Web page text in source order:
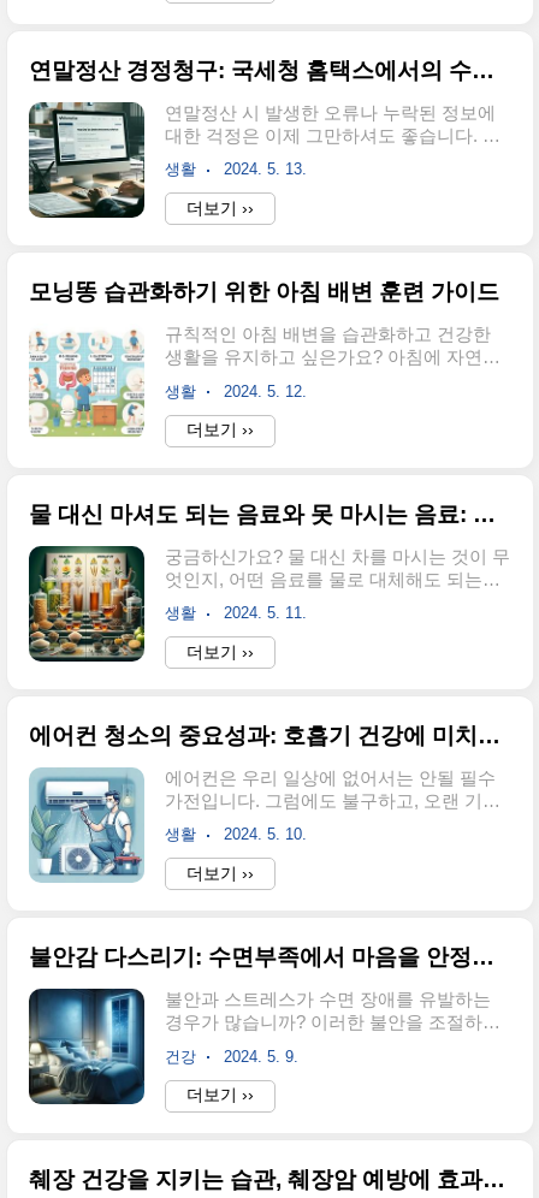
하겠습니다. 이 문서는 자신의 소득활동을
니다. 국세청 홈택스의 온라인 서비스를 활
게 발급받을 수 있는지 함께 살펴보겠습니
다. 유용한 정보를 습득하여 일상 생활에서
활용해 보시기 바랍니다. 국세청 홈택스를
이용한 소득금액증명원 발급 방법 안내국세
청 홈택스를 활용해 간편하게 소득금액증명
차까지 상세히 다루겠습니..
연말정산 경정청구: 국세청 홈택스에서의 수정과 환급
연말정산 시 발생한 오류나 누락된 정보에
대한 걱정은 이제 그만하셔도 좋습니다. 본
글에서는 국세청 홈택스를 통한 연말정산
경정청구 방법을 자세히 알아보도록 하겠습
니다. 연말정산 경정청구의 개념부터 신청
방법까지, 꼼꼼하게 단계별로 안내해 드리
부터 차근차근 알아보겠습니다.경정청구란
내용이나 빠진 정보를 정정할 수 있는 절차
인 경정청구에 대해 설명드립니다. 이는 국
세청에 과도하게 납부된 세금을 돌려받거
다.핵심 사항:경정청구는 과도한 세금 납부
를 제출하지 못한..
생활 2024. 5. 13.
더보기 ››
모닝똥 습관화하기 위한 아침 배변 훈련 가이드
규칙적인 아침 배변을 습관화하고 건강한
생활을 유지하고 싶은가요? 아침에 자연스
럽게 변기에 앉아 몸을 활성화하는 방법을
알면, 매일을 더 활기차게 시작할 수 있습니
다. 올바른 식습관, 섬유질 섭취, 규칙적인
운동을 통해 건강한 대변을 유지할 수 있습
들을 소개합니다. 이 글은 건강한 아침 습관
침 배변의 건강적 중요성아침에 자연스럽게
변기에 앉아 몸을 활성화하는 것은 건강을
유지하는 데 중요한 부분입니다. 왜 규칙적
인 아침 배변이 중요한지 살펴보겠습니다.
일주기 리듬에 따른 배변:우리 몸은 하루의
강에..
생활 2024. 5. 12.
더보기 ››
물 대신 마셔도 되는 음료와 못 마시는 음료: 보리차, 현미차, 루이보스차, 녹차, 옥수수수염차, 결명자차
궁금하신가요? 물 대신 차를 마시는 것이 무
엇인지, 어떤 음료를 물로 대체해도 되는지
에 대해 알아보시나요? 이 글은 물 대신 마
셔도 되는 음료와 피해야 할 음료에 대해 자
세히 설명합니다. 보리차, 현미차, 루이보스
차 같은 음료들이 갖는 다양한 건강 혜택은
아볼까요? 이 글을 통해 수분 섭취의 중요성
신 마셔도 되는 음료: 보리차, 현미차, 루이
보스차수분 보충에 좋은 대체 음료로 알려
진 보리차, 현미차, 루이보스차는 각각 독특
한 특성과 건강 이점을 지닙니다.보리차: 고
소하면서도 부담 없는 맛이 특징인 보리차
생활 2024. 5. 11.
더보기 ››
에어컨 청소의 중요성과: 호흡기 건강에 미치는 영향을 알아봅시다
에어컨은 우리 일상에 없어서는 안될 필수
가전입니다. 그럼에도 불구하고, 오랜 기간
사용하거나 청소를 제대로 하지 않을 경우
호흡기 건강을 해칠 위험이 있습니다. 이 글
에서는 에어컨 청소의 중요성과 청소하는
올바른 방법에 대해 자세히 살펴보겠습니
르기까지 모든 것을 포괄적으로 다뤄보겠습
실내 환경을 유지할 수 있습니다. 호흡기 질
환을 예방하고 상쾌한 실내 공간을 만들어
봅시다. 에어컨 청소의 중요성에어컨을 사
유해물질이 축적될 수 있습니다. 청소되지
하고, 레지오넬..
생활 2024. 5. 10.
더보기 ››
불안감 다스리기: 수면부족에서 마음을 안정시키는 방법
불안과 스트레스가 수면 장애를 유발하는
경우가 많습니까? 이러한 불안을 조절하고
마음을 진정시키는 방법을 알아보겠습니다.
불안의 다양한 측면과 그에 따른 신체적 및
정신적 반응을 이해하고, 복식 호흡과 마음
챙김 명상을 통해 불안을 관리하는 방법을
정하는 방법을 통해, 불안과 스트레스를 효
건강 2024. 5. 9.
더보기 ››
췌장 건강을 지키는 습관, 췌장암 예방에 효과적인 방법은?